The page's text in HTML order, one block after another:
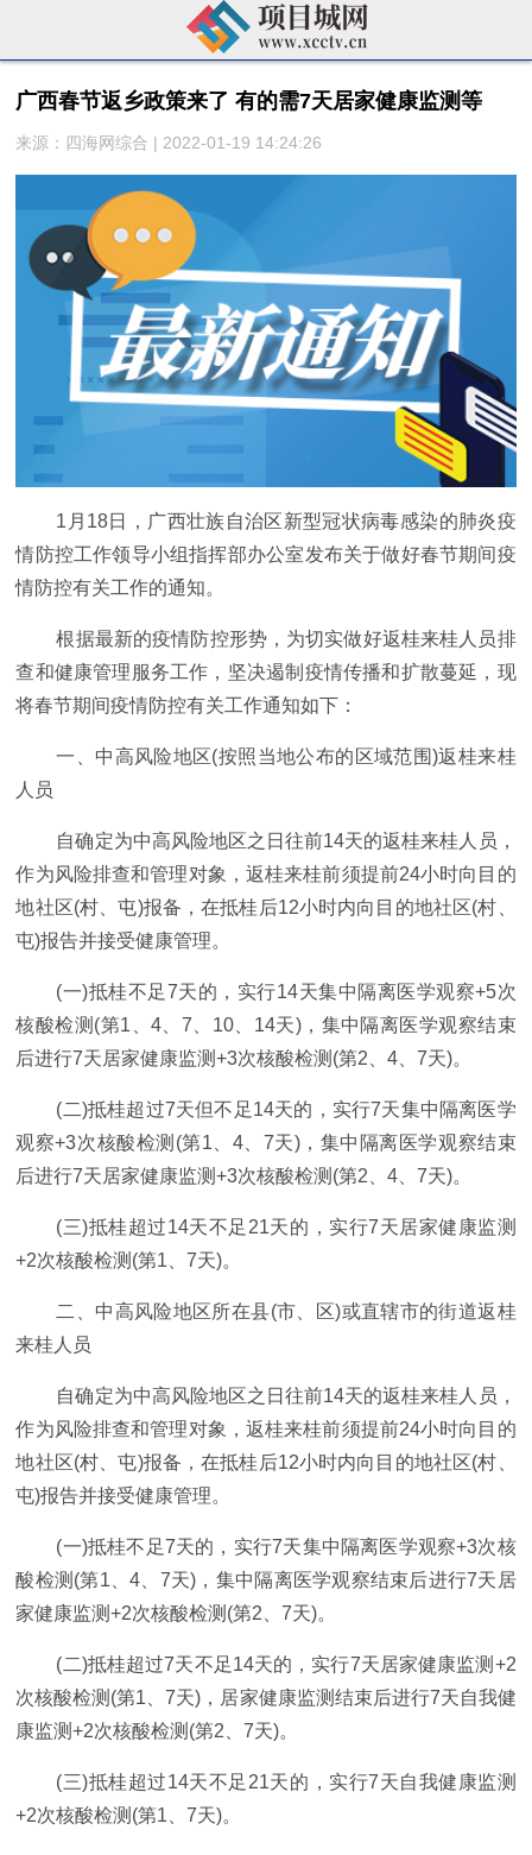
广西春节返乡政策来了 有的需7天居家健康监测等
来源：四海网综合 | 2022-01-19 14:24:26
1月18日，广西壮族自治区新型冠状病毒感染的肺炎疫
情防控工作领导小组指挥部办公室发布关于做好春节期间疫
情防控有关工作的通知。
根据最新的疫情防控形势，为切实做好返桂来桂人员排
查和健康管理服务工作，坚决遏制疫情传播和扩散蔓延，现
将春节期间疫情防控有关工作通知如下：
一、中高风险地区(按照当地公布的区域范围)返桂来桂
人员
自确定为中高风险地区之日往前14天的返桂来桂人员，
作为风险排查和管理对象，返桂来桂前须提前24小时向目的
地社区(村、屯)报备，在抵桂后12小时内向目的地社区(村、
屯)报告并接受健康管理。
(一)抵桂不足7天的，实行14天集中隔离医学观察+5次
核酸检测(第1、4、7、10、14天)，集中隔离医学观察结束
后进行7天居家健康监测+3次核酸检测(第2、4、7天)。
(二)抵桂超过7天但不足14天的，实行7天集中隔离医学
观察+3次核酸检测(第1、4、7天)，集中隔离医学观察结束
后进行7天居家健康监测+3次核酸检测(第2、4、7天)。
(三)抵桂超过14天不足21天的，实行7天居家健康监测
+2次核酸检测(第1、7天)。
二、中高风险地区所在县(市、区)或直辖市的街道返桂
来桂人员
自确定为中高风险地区之日往前14天的返桂来桂人员，
作为风险排查和管理对象，返桂来桂前须提前24小时向目的
地社区(村、屯)报备，在抵桂后12小时内向目的地社区(村、
屯)报告并接受健康管理。
(一)抵桂不足7天的，实行7天集中隔离医学观察+3次核
酸检测(第1、4、7天)，集中隔离医学观察结束后进行7天居
家健康监测+2次核酸检测(第2、7天)。
(二)抵桂超过7天不足14天的，实行7天居家健康监测+2
次核酸检测(第1、7天)，居家健康监测结束后进行7天自我健
康监测+2次核酸检测(第2、7天)。
(三)抵桂超过14天不足21天的，实行7天自我健康监测
+2次核酸检测(第1、7天)。